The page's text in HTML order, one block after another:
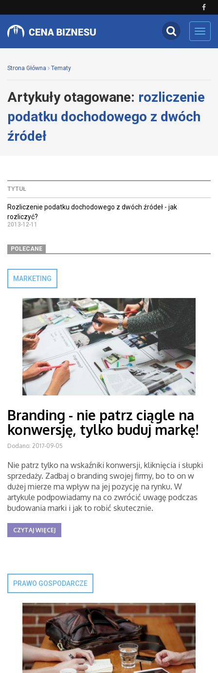
Strona Główna Tematy
Artykuły otagowane: rozliczenie
podatku dochodowego z dwóch
źródeł
TYTUŁ
Rozliczenie podatku dochodowego z dwóch źródeł - jak
rozliczyć?
2013-12-11
POLECANE
MARKETING
Branding - nie patrz ciągle na
konwersję, tylko buduj markę!
Dodano: 2017-09-05
Nie patrz tylko na wskaźniki konwersji, kliknięcia i słupki
sprzedaży. Zadbaj o branding swojej firmy, bo to on w
dużej mierze ma wpływ na jej pozycję na rynku. W
artykule podpowiadamy na co zwrócić uwagę podczas
budowania marki i jak to robić skutecznie.
CZYTAJ WIĘCEJ
PRAWO GOSPODARCZE